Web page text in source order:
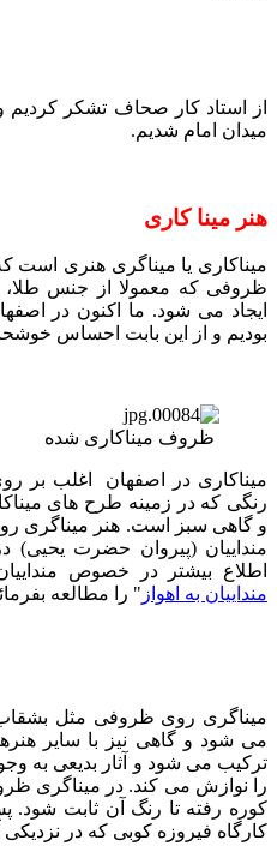
از استاد کار صحاف تشکر کردیم
میدان امام شدیم.
هنر مینا کاری
میناکاری یا میناگری هنری
ظروفی که معمولا از جنس
ایجاد می شود. ما اکنون در
بودیم و از این بابت احساس
ظروف میناکاری شده
میناکاری در اصفهان اغلب
رنگی که در زمینه طرح های
و گاهی سبز است. هنر میناگری
منداییان (پیروان حضرت
اطلاع بیشتر در خصوص
منداییان به اهواز " را مطالعه
میناگری روی ظروفی مثل
می شود و گاهی نیز با سایر
ترکیب می شود و آثار بدیعی به
را نوازش می کند. در میناگری
کوره رفته تا رنگ آن ثابت شود.
کارگاه فیروزه کوبی که در